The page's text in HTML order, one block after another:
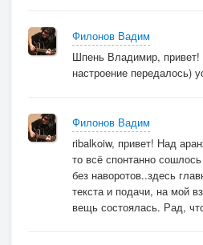
Филонов Вадим
Шпень Владимир,
настроение передалось)
Филонов Вадим
ribalkoiw, привет! Над
то всё спонтанно
без наворотов..здесь
текста и подачи, на мой
вещь состоялась. Рад,